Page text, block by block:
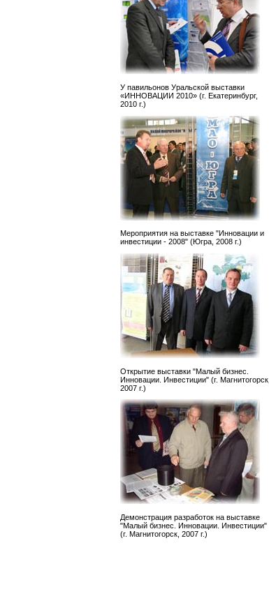
У павильонов Уральской выставки
«ИННОВАЦИИ 2010» (г. Екатеринбург,
2010 г.)
Мероприятия на выставке "Инновации и
инвестиции - 2008" (Югра, 2008 г.)
Открытие выставки "Малый бизнес.
Инновации. Инвестиции" (г. Магнитогорск,
2007 г.)
Демонстрация разработок на выставке
"Малый бизнес. Инновации. Инвестиции"
(г. Магнитогорск, 2007 г.)